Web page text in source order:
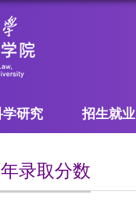
学研究 招生就业
录取分数